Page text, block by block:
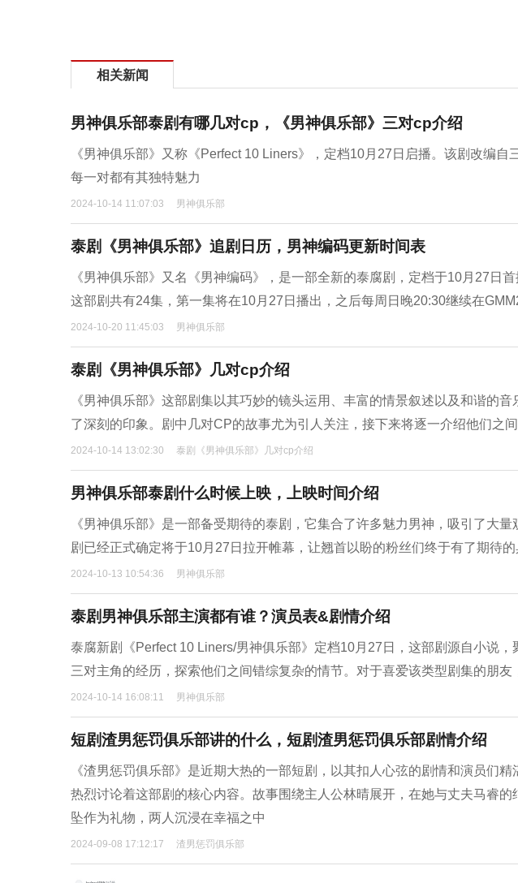
相关新闻
男神俱乐部泰剧有哪几对cp，《男神俱乐部》三对cp介绍
《男神俱乐部》又称《Perfect 10 Liners》，定档10月27日启播。该剧改编自
每一对都有其独特魅力
2024-10-14 11:07:03 男神俱乐部
泰剧《男神俱乐部》追剧日历，男神编码更新时间表
《男神俱乐部》又名《男神编码》，是一部全新的泰腐剧，定档于10月27日
这部剧共有24集，第一集将在10月27日播出，之后每周日晚20:30继续在
2024-10-20 11:45:03 男神俱乐部
泰剧《男神俱乐部》几对cp介绍
《男神俱乐部》这部剧集以其巧妙的镜头运用、丰富的情景叙述以及和谐的
了深刻的印象。剧中几对CP的故事尤为引人关注，接下来将逐一介绍他们之
2024-10-14 13:02:30 泰剧《男神俱乐部》几对cp介绍
男神俱乐部泰剧什么时候上映，上映时间介绍
《男神俱乐部》是一部备受期待的泰剧，它集合了许多魅力男神，吸引了大
剧已经正式确定将于10月27日拉开帷幕，让翘首以盼的粉丝们终于有了期待的
2024-10-13 10:54:36 男神俱乐部
泰剧男神俱乐部主演都有谁？演员表&剧情介绍
泰腐新剧《Perfect 10 Liners/男神俱乐部》定档10月27日，这部剧源自小说
三对主角的经历，探索他们之间错综复杂的情节。对于喜爱该类型剧集的朋友
2024-10-14 16:08:11 男神俱乐部
短剧渣男惩罚俱乐部讲的什么，短剧渣男惩罚俱乐部剧情介绍
《渣男惩罚俱乐部》是近期大热的一部短剧，以其扣人心弦的剧情和演员们
热烈讨论着这部剧的核心内容。故事围绕主人公林晴展开，在她与丈夫马睿
坠作为礼物，两人沉浸在幸福之中
2024-09-08 17:12:17 渣男惩罚俱乐部